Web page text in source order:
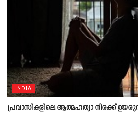
INDIA
പ്രവാസികളിലെ ആത്മഹത്യാ നിരക്ക്